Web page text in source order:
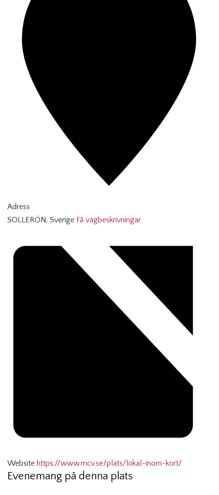
Adress
SOLLERÖN, Sverige Få vägbeskrivningar
Website https://www.mcv.se/plats/lokal-inom-kort/
Evenemang på denna plats